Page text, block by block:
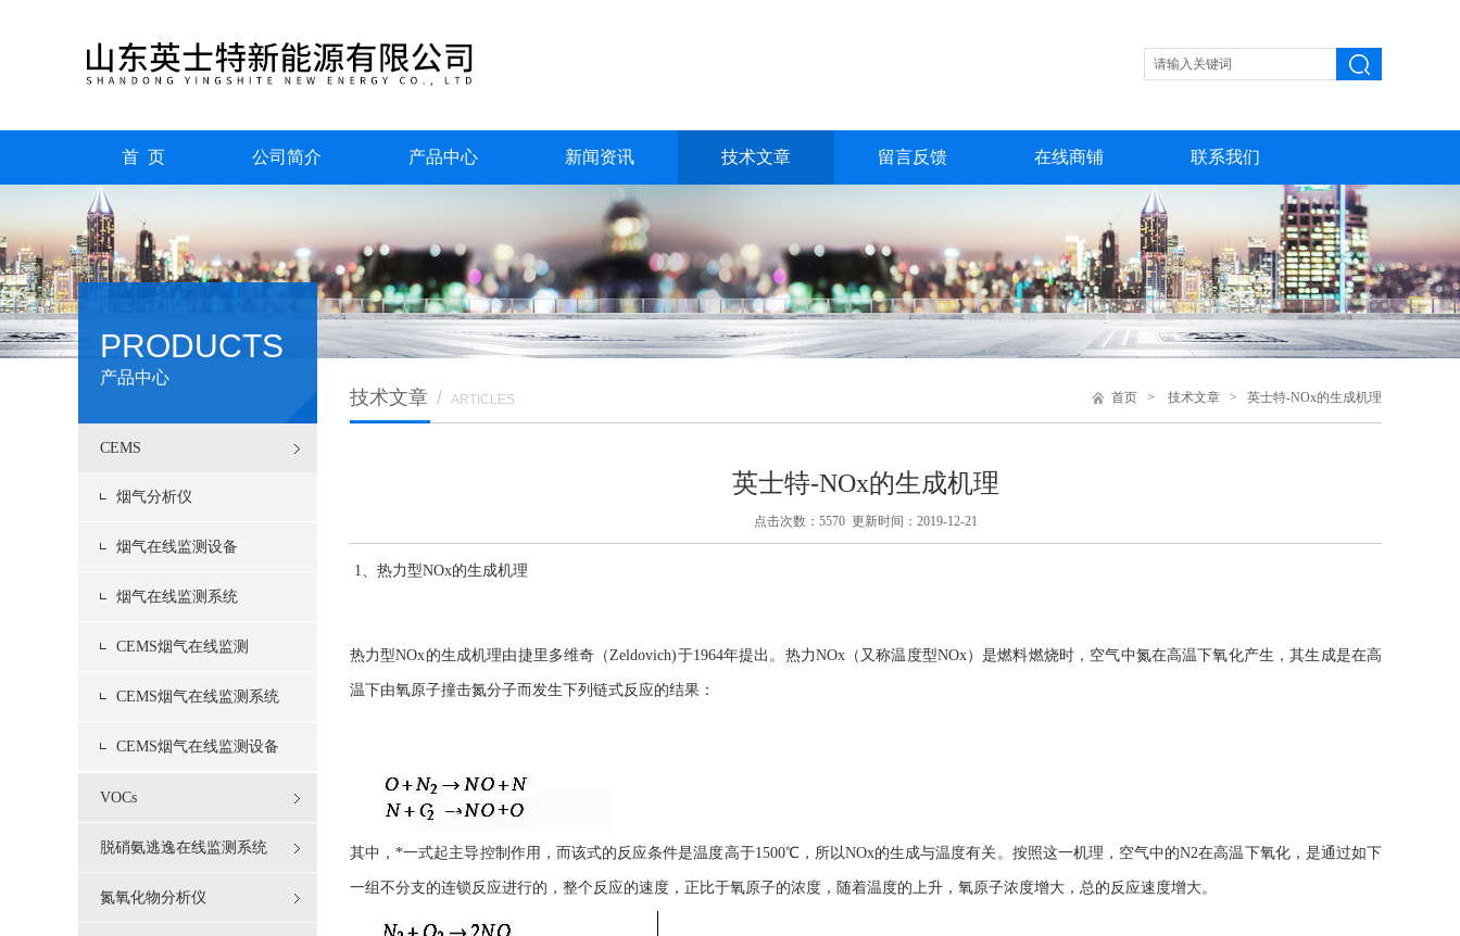
首 页 公司简介 产品中心 新闻资讯 技术文章 留言反馈 在线商铺 联系我们
PRODUCTS
产品中心
CEMS
烟气分析仪
烟气在线监测设备
烟气在线监测系统
CEMS烟气在线监测
CEMS烟气在线监测系统
CEMS烟气在线监测设备
VOCs
脱硝氨逃逸在线监测系统
氮氧化物分析仪
技术文章 / ARTICLES 首页 > 技术文章 > 英士特-NOx的生成机理
英士特-NOx的生成机理
点击次数：5570 更新时间：2019-12-21
1、热力型NOx的生成机理
热力型NOx的生成机理由捷里多维奇（Zeldovich)于1964年提出。热力NOx（又称温度型NOx）是燃料燃烧时，空气中氮在高温下氧化产生，其生成是在高
温下由氧原子撞击氮分子而发生下列链式反应的结果：
其中，*一式起主导控制作用，而该式的反应条件是温度高于1500℃，所以NOx的生成与温度有关。按照这一机理，空气中的N2在高温下氧化，是通过如下
一组不分支的连锁反应进行的，整个反应的速度，正比于氧原子的浓度，随着温度的上升，氧原子浓度增大，总的反应速度增大。